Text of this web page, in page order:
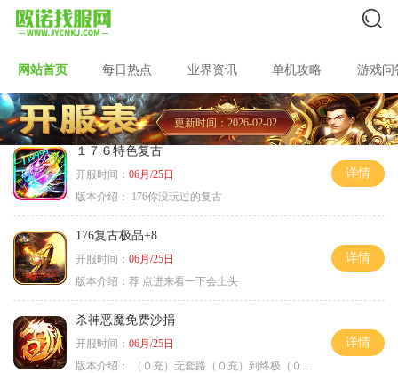
网站首页 每日热点 业界资讯 单机攻略 游戏问
更新时间：2026-02-02
１７６特色复古
开服时间： 06月/25日
版本介绍：
176你没玩过的复古
详情
176复古极品+8
开服时间： 06月/25日
版本介绍： 荐 点进来看一下会上头
详情
杀神恶魔免费沙捐
开服时间： 06月/25日
版本介绍：
（０充）无套路（０充）到终极（０充）爽
详情